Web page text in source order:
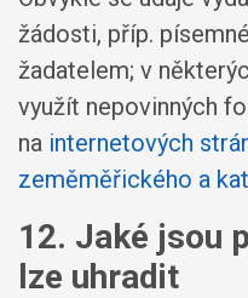
žádosti, příp.
žadatelem; v
využít nepovinných
na internetových
zeměměřického a
12. Jaké jsou
lze uhradit